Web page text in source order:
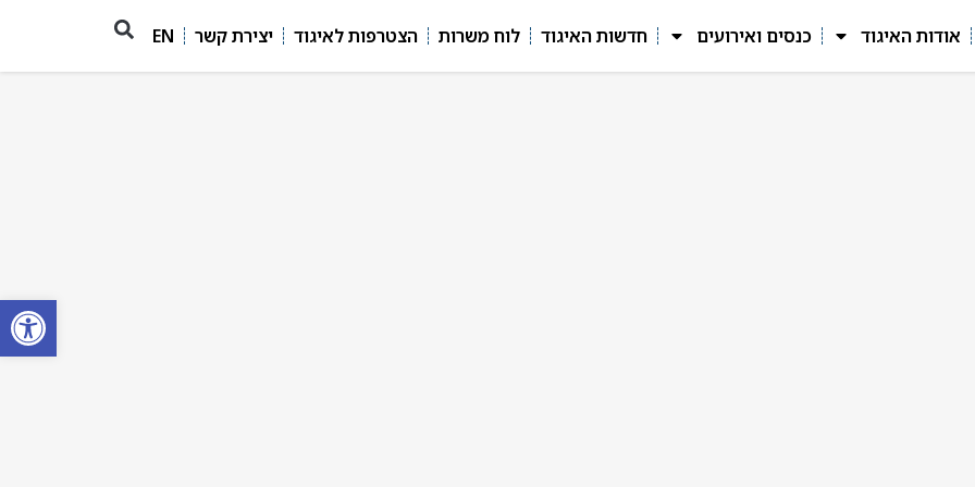
פתח
אודות האיגוד כנסים ואירועים חדשות האיגוד לוח משרות הצטרפות לאיגוד יצירת קשר EN